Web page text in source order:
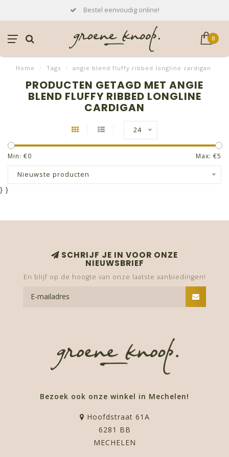
Bestel eenvoudig online!
0
Home / Tags / angie blend fluffy ribbed longline cardigan
PRODUCTEN GETAGD MET ANGIE
BLEND FLUFFY RIBBED LONGLINE
CARDIGAN
24
Min: €0 Max: €5
Nieuwste producten
} }
SCHRIJF JE IN VOOR ONZE
NIEUWSBRIEF
En blijf op de hoogte van onze laatste aanbiedingen!
Bezoek ook onze winkel in Mechelen!
Hoofdstraat 61A
6281 BB
MECHELEN